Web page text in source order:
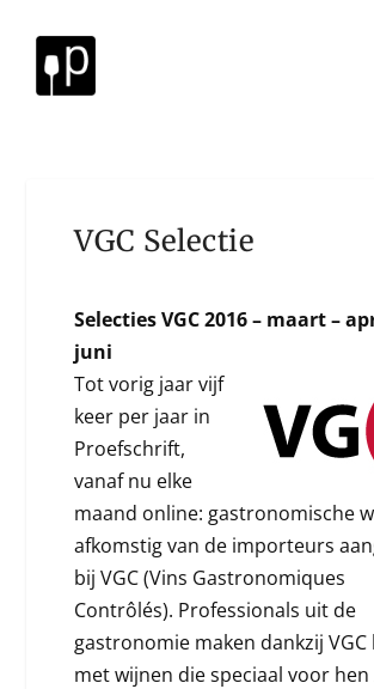
VGC Selectie
Selecties VGC 2016 – maart –
juni
Tot vorig jaar vijf
keer per jaar in
Proefschrift,
vanaf nu elke
maand online: gastronomische
afkomstig van de importeurs
bij VGC (Vins Gastronomiques
Contrôlés). Professionals uit de
gastronomie maken dankzij VGC
met wijnen die speciaal voor hen